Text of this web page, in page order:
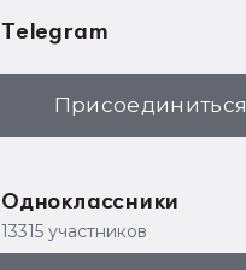
Telegram
Присоединиться
Одноклассники
13315 участников